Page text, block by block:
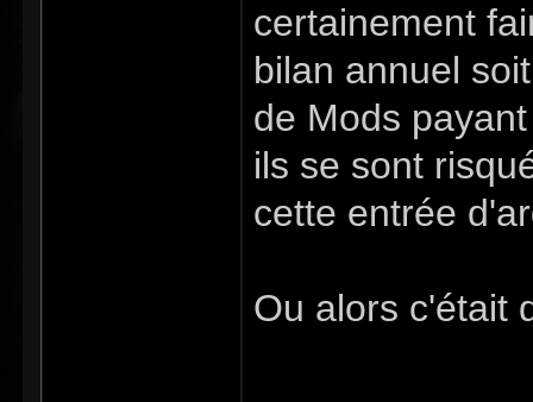
certainement
bilan annuel
de Mods
ils se sont
cette entrée
Ou alors c'était